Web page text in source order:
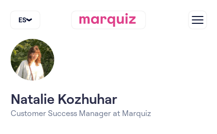
ES
Natalie Kozhuhar
Customer Success Manager at Marquiz